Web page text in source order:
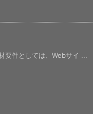
要件としては、Webサイ ...